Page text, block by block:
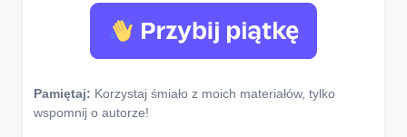
Pamiętaj: Korzystaj śmiało z moich materiałów, tylko
wspomnij o autorze!